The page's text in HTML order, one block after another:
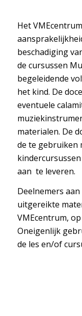
Het
beschadiging
de cursussen
begeleidende
het kind. De
eventuele
materialen. De
de te gebruiken
aan te leveren.
Deelnemers
uitgereikte
VMEcentrum,
Oneigenlijk
de les en/of